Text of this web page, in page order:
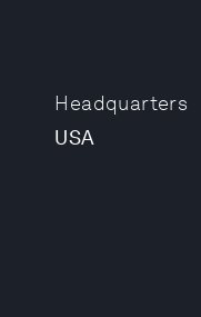
Headquarters
USA